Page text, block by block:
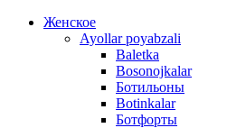
Женское
Ayollar poyabzali
Baletka
Bosonojkalar
Ботильоны
Botinkalar
Ботфорты